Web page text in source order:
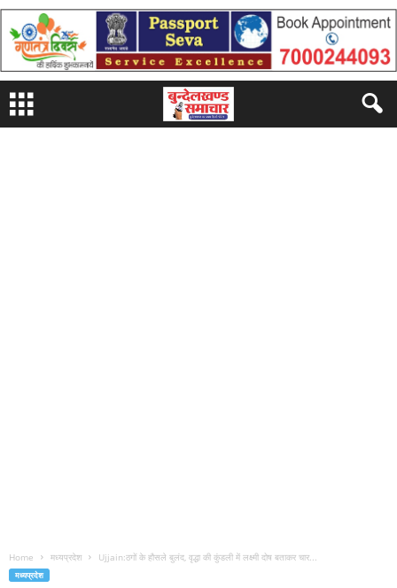
Home मध्यप्रदेश Ujjain:ठगों के हौसले बुलंद, वृद्धा की कुंडली में लक्ष्मी दोष बताकर चार...
मध्यप्रदेश